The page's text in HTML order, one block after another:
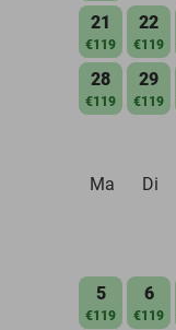
21
€119
22
€119
28
€119
29
€119
Ma
Di
5
€119
6
€119